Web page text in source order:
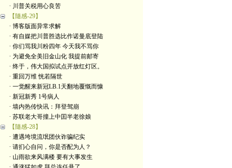
· 川普关税用心良苦
【隨感-29】
· 博客版面异常求解
· 有自媒把川普胜选比作诺曼底登陆
· 你们骂我川粉四年 今天我不骂你
· 为避免全美旧金山化 我提前邮寄
· 终于，伟大国拟试点开放红灯区。
· 重回万维 恍若隔世
· 一觉醒来新冠LB.1天翻地覆慨而慷
· 新冠新秀 1号病人
· 墙内热传快讯：拜登驾崩
· 苏联老大哥撞上中囯半老徐娘
【隨感-28】
· 遭遇垮境流氓团伙诈骗纪实
· 请扪心自问，你是否配为人？
· 山雨欲来风满楼 要有大事发生